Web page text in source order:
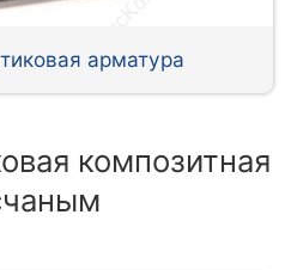
арматура
композитная